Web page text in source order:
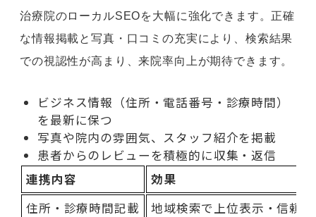
治療院のローカルSEOを大幅に強化できます。正確
な情報掲載と写真・口コミの充実により、検索結果
での視認性が高まり、来院率向上が期待できます。
ビジネス情報（住所・電話番号・診療時間）
を最新に保つ
写真や院内の雰囲気、スタッフ紹介を掲載
患者からのレビューを積極的に収集・返信
連携内容
効果
住所・診療時間記載
地域検索で上位表示・信頼